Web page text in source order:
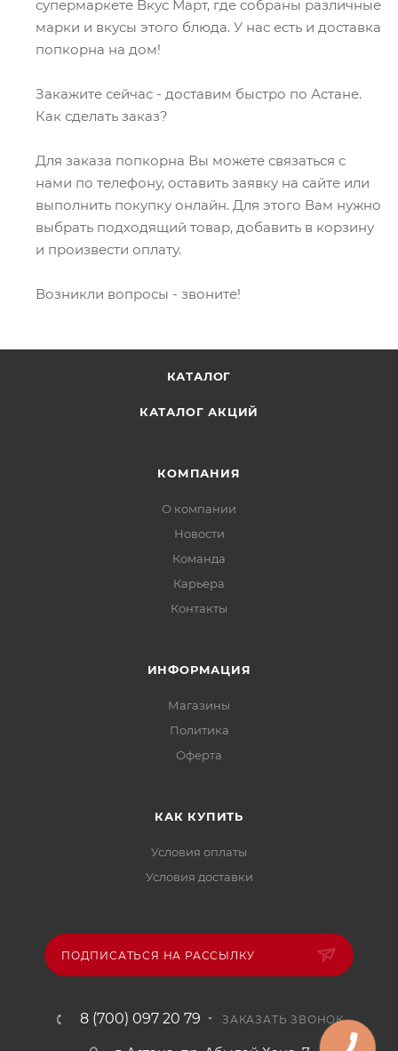
супермаркете Вкус Март, где собраны различные
марки и вкусы этого блюда. У нас есть и доставка
попкорна на дом!
Закажите сейчас - доставим быстро по Астане.
Как сделать заказ?
Для заказа попкорна Вы можете связаться с
нами по телефону, оставить заявку на сайте или
выполнить покупку онлайн. Для этого Вам нужно
выбрать подходящий товар, добавить в корзину
и произвести оплату.
Возникли вопросы - звоните!
КАТАЛОГ
КАТАЛОГ АКЦИЙ
КОМПАНИЯ
О компании
Новости
Команда
Карьера
Контакты
ИНФОРМАЦИЯ
Магазины
Политика
Офертa
КАК КУПИТЬ
Условия оплаты
Условия доставки
ПОДПИСАТЬСЯ НА РАССЫЛКУ
8 (700) 097 20 79 ЗАКАЗАТЬ ЗВОНОК